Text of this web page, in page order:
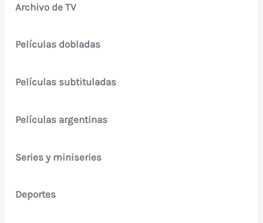
Archivo de TV
Películas dobladas
Películas subtituladas
Películas argentinas
Series y miniseries
Deportes